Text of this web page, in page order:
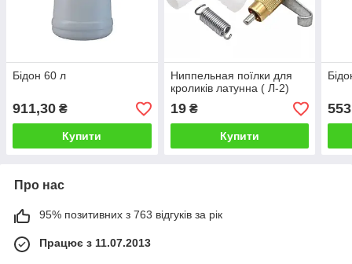
Бідон 60 л
911,30 ₴
Купити
Ниппельная поїлки для
кроликів латунна ( Л-2)
19₴
Купити
553
Про нас
95% позитивних з 763 відгуків за рік
Працює з 11.07.2013